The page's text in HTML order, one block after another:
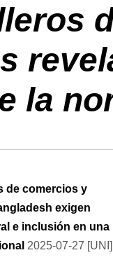
la
de comercios y
exigen
e inclusión en una
2025-07-27 [UNI]